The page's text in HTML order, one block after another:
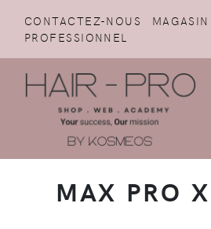
CONTACTEZ-NOUS MAGASIN
PROFESSIONNEL
MAX PRO